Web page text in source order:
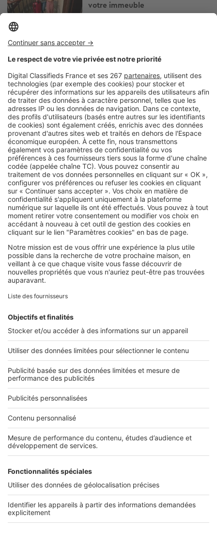
votre immeuble
Image
Réglementations
Arrosage, piscine, lavage de
voiture : quelles restrictions d'eau
près de chez vous ?
Image
Réglementations
Vous plantez une haie ? Ces
essences peuvent vous éviter
bien des problèmes avec le
voisinage
SeLoger c'est aussi
Retrouvez-nous sur ...
L'ENTREPRISE
Nous contacter
Nous recrutons
NOS APPLICATIONS
Découvrez nos applications
Tous nos services pro
Accès client
À DÉCOUVRIR